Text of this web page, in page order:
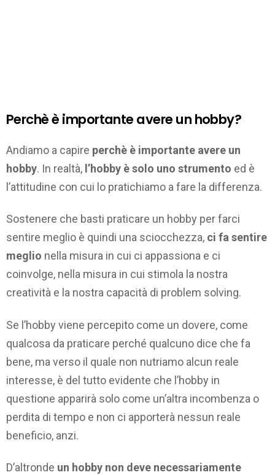
Perchè è importante avere un hobby?
Andiamo a capire perchè è importante avere un
hobby. In realtà, l’hobby è solo uno strumento ed è
l’attitudine con cui lo pratichiamo a fare la differenza.
Sostenere che basti praticare un hobby per farci
sentire meglio è quindi una sciocchezza, ci fa sentire
meglio nella misura in cui ci appassiona e ci
coinvolge, nella misura in cui stimola la nostra
creatività e la nostra capacità di problem solving.
Se l’hobby viene percepito come un dovere, come
qualcosa da praticare perché qualcuno dice che fa
bene, ma verso il quale non nutriamo alcun reale
interesse, è del tutto evidente che l’hobby in
questione apparirà solo come un’altra incombenza o
perdita di tempo e non ci apporterà nessun reale
beneficio, anzi.
D’altronde un hobby non deve necessariamente